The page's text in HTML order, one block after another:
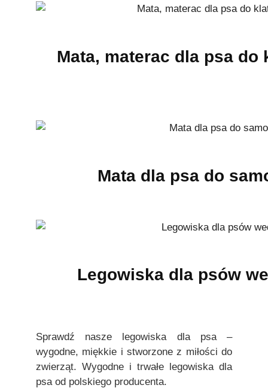
Mata, materac dla psa do
Mata dla psa do
Legowiska dla psów
Sprawdź nasze legowiska dla psa –
wygodne, miękkie i stworzone z miłości do
zwierząt. Wygodne i trwałe legowiska dla
psa od polskiego producenta.